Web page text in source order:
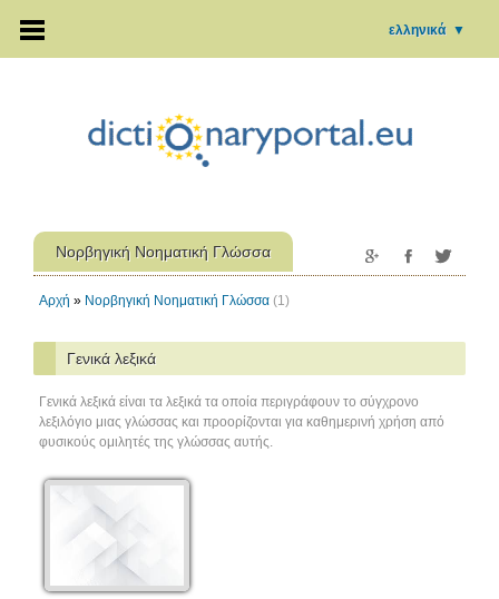
ελληνικά ▼
Νορβηγική Νοηματική Γλώσσα
Αρχή » Νορβηγική Νοηματική Γλώσσα (1)
Γενικά λεξικά
Γενικά λεξικά είναι τα λεξικά τα οποία περιγράφουν το σύγχρονο
λεξιλόγιο μιας γλώσσας και προορίζονται για καθημερινή χρήση από
φυσικούς ομιλητές της γλώσσας αυτής.